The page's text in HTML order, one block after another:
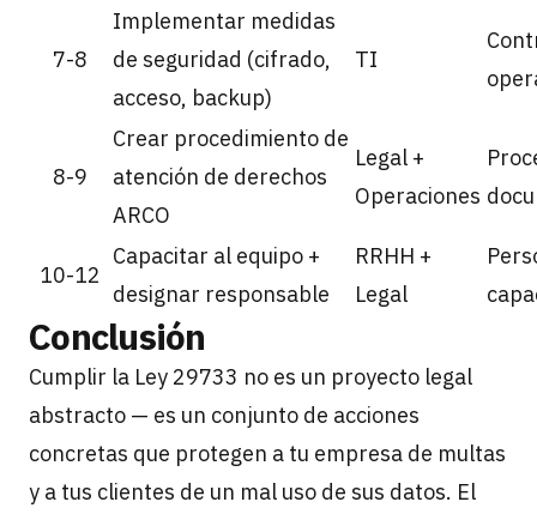
7-8
Implementar medidas
de seguridad (cifrado,
acceso, backup)
TI
8-9
Crear procedimiento de
atención de derechos
ARCO
Legal +
Operaciones
10-12
Capacitar al equipo +
designar responsable
RRHH +
Legal
Conclusión
Cumplir la Ley 29733 no es un proyecto legal
abstracto — es un conjunto de acciones
concretas que protegen a tu empresa de multas
y a tus clientes de un mal uso de sus datos. El